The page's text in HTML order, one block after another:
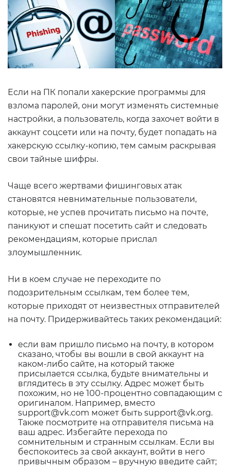
Если на ПК попали хакерские программы для
взлома паролей, они могут изменять системные
настройки, а пользователь, когда захочет войти в
аккаунт соцсети или на почту, будет попадать на
хакерскую ссылку-копию, тем самым раскрывая
свои тайные шифры.
Чаще всего жертвами фишинговых атак
становятся невнимательные пользователи,
которые, не успев прочитать письмо на почте,
паникуют и спешат посетить сайт и следовать
рекомендациям, которые прислал
злоумышленник.
Ни в коем случае не переходите по
подозрительным ссылкам, тем более тем,
которые приходят от неизвестных отправителей
на почту. Придерживайтесь таких рекомендаций:
если вам пришло письмо на почту, в котором
сказано, чтобы вы вошли в свой аккаунт на
каком-либо сайте, на который также
присылается ссылка, будьте внимательны и
вглядитесь в эту ссылку. Адрес может быть
похожим, но не 100-процентно совпадающим с
оригиналом. Например, вместо
support@vk.com может быть support@vk.org.
Также посмотрите на отправителя письма на
ваш адрес. Избегайте перехода по
сомнительным и странным ссылкам. Если вы
беспокоитесь за свой аккаунт, войти в него
привычным образом – вручную введите сайт;